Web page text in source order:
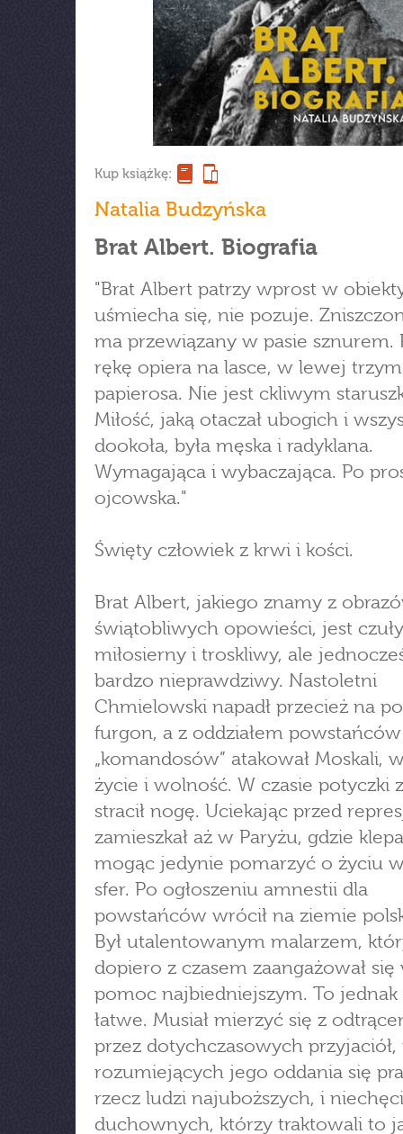
Kup książkę:
Natalia Budzyńska
Brat Albert. Biografia
"Brat Albert patrzy wprost w
uśmiecha się, nie pozuje.
ma przewiązany w pasie sznurem.
rękę opiera na lasce, w lewej
papierosa. Nie jest ckliwym
Miłość, jaką otaczał ubogich i
dookoła, była męska i radyklana.
Wymagająca i wybaczająca. Po
ojcowska."
Święty człowiek z krwi i kości.
Brat Albert, jakiego znamy z
świątobliwych opowieści, jest
miłosierny i troskliwy, ale
bardzo nieprawdziwy. Nastoletni
Chmielowski napadł przecież na
furgon, a z oddziałem powstańców
„komandosów” atakował Moskali,
życie i wolność. W czasie potyczki
stracił nogę. Uciekając przed
zamieszkał aż w Paryżu, gdzie
mogąc jedynie pomarzyć o życiu
sfer. Po ogłoszeniu amnestii dla
powstańców wrócił na ziemie
Był utalentowanym malarzem,
dopiero z czasem zaangażował się
pomoc najbiedniejszym. To jednak
łatwe. Musiał mierzyć się z
przez dotychczasowych przyjaciół,
rozumiejących jego oddania się
rzecz ludzi najuboższych, i
duchownych, którzy traktowali to